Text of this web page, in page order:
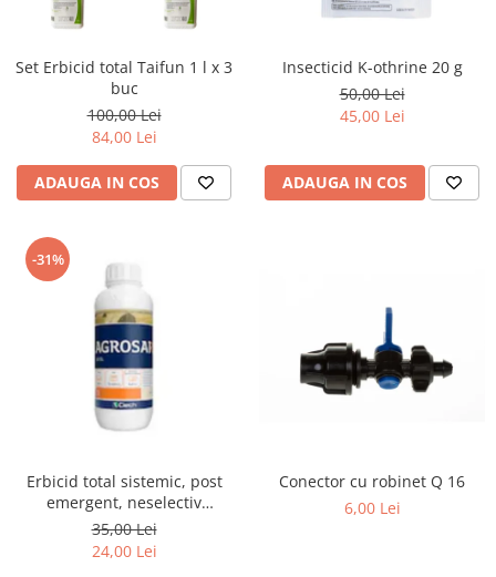
Set Erbicid total Taifun 1 l x 3
buc
100,00 Lei
84,00 Lei
ADAUGA IN COS
Insecticid K-othrine 20 g
50,00 Lei
45,00 Lei
ADAUGA IN COS
-31%
Erbicid total sistemic, post
emergent, neselectiv
(buruieni monocotiledonate si
dicotiledonate, anuale si
perene), Agrosar360 SL,
35,00 Lei
24,00 Lei
Conector cu robinet Q 16
6,00 Lei